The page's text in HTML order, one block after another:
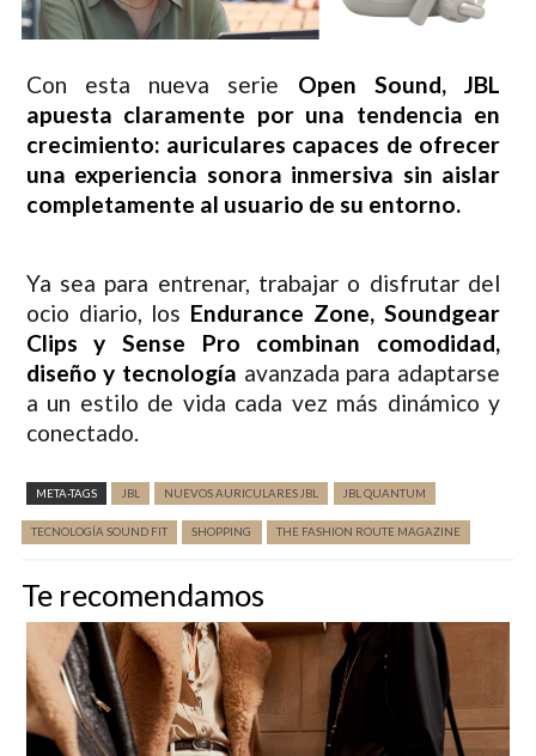
Con esta nueva serie Open Sound, JBL
apuesta claramente por una tendencia en
crecimiento: auriculares capaces de ofrecer
una experiencia sonora inmersiva sin aislar
completamente al usuario de su entorno.
Ya sea para entrenar, trabajar o disfrutar del
ocio diario, los Endurance Zone, Soundgear
Clips y Sense Pro combinan comodidad,
diseño y tecnología avanzada para adaptarse
a un estilo de vida cada vez más dinámico y
conectado.
META-TAGS JBL NUEVOS AURICULARES JBL JBL QUANTUM
TECNOLOGÍA SOUND FIT SHOPPING THE FASHION ROUTE MAGAZINE
Te recomendamos